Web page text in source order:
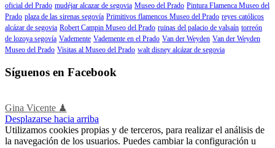
oficial del Prado mudéjar alcazar de segovia Museo del Prado Pintura Flamenca Museo del
Prado plaza de las sirenas segovía Primitivos flamencos Museo del Prado reyes católicos
alcázar de segovia Robert Campin Museo del Prado ruinas del palacio de valsaín torreón
de lozoya segovía Vademente Vademente en el Prado Van der Weyden Van der Weyden
Museo del Prado Visitas al Museo del Prado walt disney alcázar de segovia
Síguenos en Facebook
Gina Vicente ♟
Desplazarse hacia arriba
Utilizamos cookies propias y de terceros, para realizar el análisis de
la navegación de los usuarios. Puedes cambiar la configuración u